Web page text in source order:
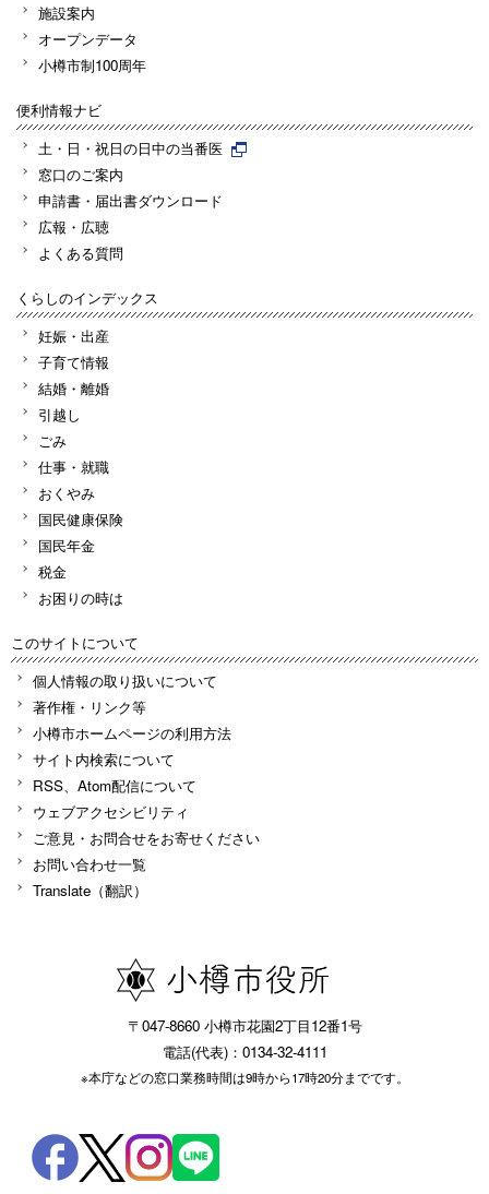
施設案内
オープンデータ
小樽市制100周年
便利情報ナビ
土・日・祝日の日中の当番医
窓口のご案内
申請書・届出書ダウンロード
広報・広聴
よくある質問
くらしのインデックス
妊娠・出産
子育て情報
結婚・離婚
引越し
ごみ
仕事・就職
おくやみ
国民健康保険
国民年金
税金
お困りの時は
このサイトについて
個人情報の取り扱いについて
著作権・リンク等
小樽市ホームページの利用方法
サイト内検索について
RSS、Atom配信について
ウェブアクセシビリティ
ご意見・お問合せをお寄せください
お問い合わせ一覧
Translate（翻訳）
〒047-8660 小樽市花園2丁目12番1号
電話(代表)：0134-32-4111
※本庁などの窓口業務時間は9時から17時20分までです。